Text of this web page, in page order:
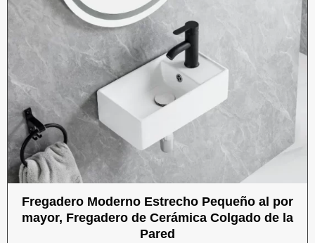
Fregadero Moderno Estrecho Pequeño al por
mayor, Fregadero de Cerámica Colgado de la
Pared